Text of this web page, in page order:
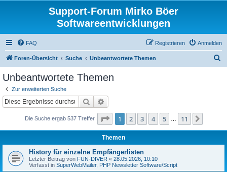
Support-Forum Mirko Böer
Softwareentwicklungen
FAQ Anmelden
Registrieren
Foren-Übersicht Suche Unbeantwortete Themen
Unbeantwortete Themen
Zur erweiterten Suche
Suche
Die Suche ergab 537 Treffer Seite 1von 11
1 2 3 4 5 11
Themen
History für einzelne Empfängerlisten
Letzter Beitrag von FUN-DIVER « 28.05.2026, 10:10
Verfasst in SuperWebMailer, PHP Newsletter Software/Script